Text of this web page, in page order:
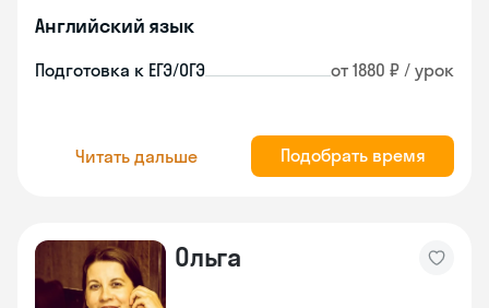
Английский язык
Подготовка к ЕГЭ/ОГЭ от 1880 ₽ / урок
Читать дальше Подобрать время
Ольга